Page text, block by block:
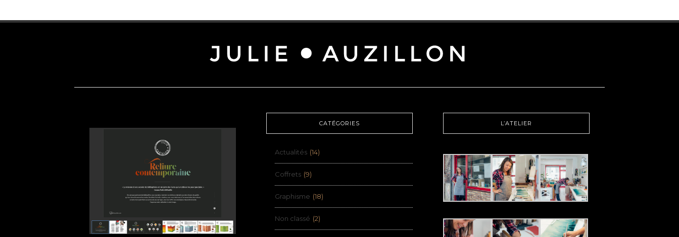
CATÉGORIES
Actualités (14)
Coffrets (9)
Graphisme (18)
Non classé (2)
L’ATELIER